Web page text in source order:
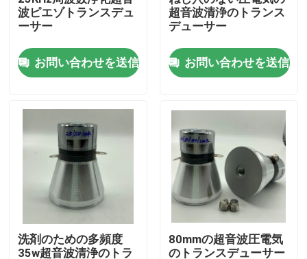
品質管理
私達に連絡しなさい
引用を要求しなさい
超音波洗浄
高出力超音波トランスデューサー
多頻度超音波トランスデューサー
波ピエゾトランスデュ
ーサー
お問い合わせを送信
超音波清浄のトランス
デューサー
お問い合わせを送信
洗剤のための多頻度
35w超音波清浄のトラ
80mmの超音波圧電気
のトランスデューサー